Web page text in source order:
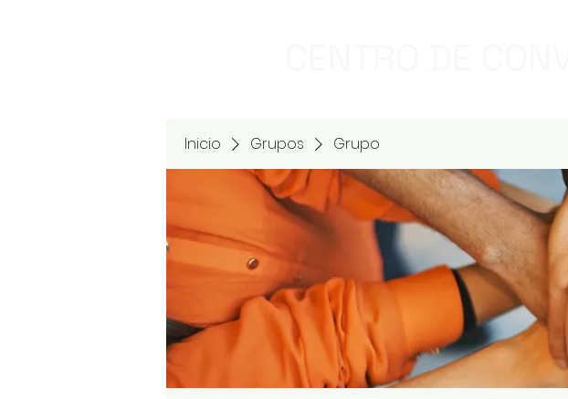
Inicio Grupos Grupo